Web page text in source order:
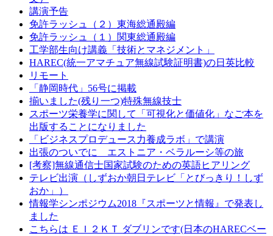
講演予告
免許ラッシュ（２）東海総通殿編
免許ラッシュ（１）関東総通殿編
工学部生向け講義「技術とマネジメント」
HAREC(統一アマチュア無線試験証明書)の日英比較
リモート
「静岡時代」56号に掲載
揃いました(残り一つ)特殊無線技士
スポーツ栄養学に関して「可視化と価値化」なご本を
出版することになりました
「ビジネスプロデュース力養成ラボ」で講演
出張のついでに エストニア・ベラルーシ等の旅
[考察]無線通信士国家試験のための英語ヒアリング
テレビ出演（しずおか朝日テレビ「とびっきり！しず
おか」）
情報学シンポジウム2018『スポーツと情報』で発表し
ました
こちらは ＥＩ２ＫＴ ダブリンです(日本のHARECベー